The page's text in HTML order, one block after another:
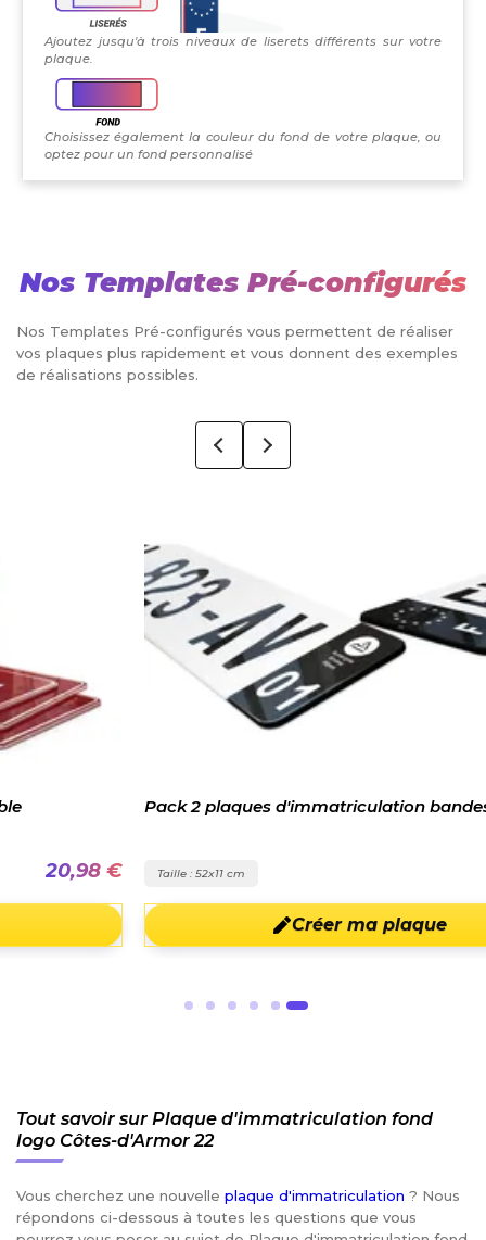
Ajoutez jusqu'à trois niveaux de liserets différents sur votre
plaque.
Choisissez également la couleur du fond de votre plaque, ou
optez pour un fond personnalisé
Nos Templates Pré-configurés
Nos Templates Pré-configurés vous permettent de réaliser
vos plaques plus rapidement et vous donnent des exemples
de réalisations possibles.
Pack 2 plaques d'immatriculation bandes noires
Taille : 52x11 cm
Créer ma plaque
Tout savoir sur Plaque d'immatriculation fond
logo Côtes-d'Armor 22
Vous cherchez une nouvelle plaque d'immatriculation ? Nous
répondons ci-dessous à toutes les questions que vous